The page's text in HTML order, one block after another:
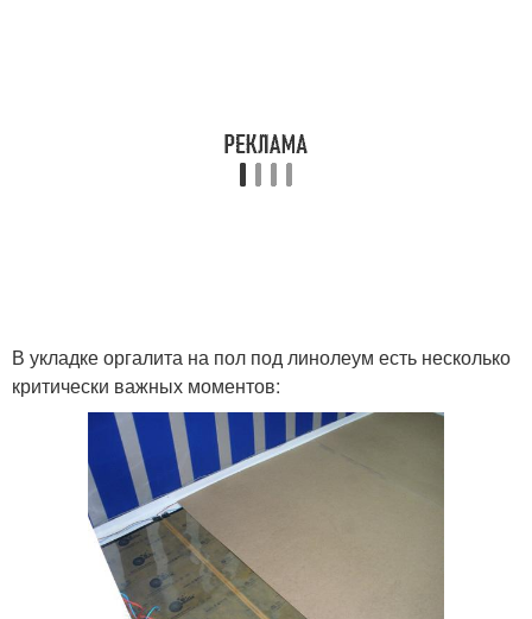
В укладке оргалита на пол под линолеум есть несколько
критически важных моментов: